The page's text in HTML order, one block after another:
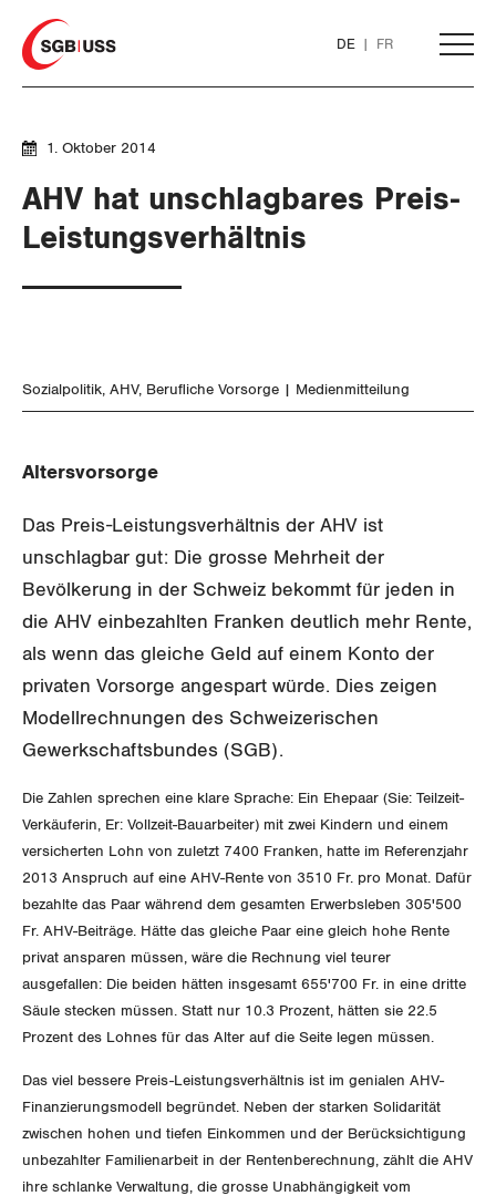
Home
DE FR
THEMEN
Flankierende Massnahmen und
Arbeitsrechte
Gewerkschaftsrechte
Finanzen und Steuerpolitik
Verteilung
SOZIALPOLITIK
Arbeitslosenversicherung
Ergänzungsleistungen
Invalidenversicherung
Gesundheit
CORONA-VIRUS
SERVICE PUBLIC
Verkehr
Energie und Umwelt
Kommunikation und Medien
Gleichstellung von LGBTI
MIGRATION
GEWERKSCHAFTSPOLITIK
1. Oktober 2014
AHV hat unschlagbares Preis-
Leistungsverhältnis
Sozialpolitik AHV Berufliche Vorsorge Medienmitteilung
Altersvorsorge
Das Preis-Leistungsverhältnis der AHV ist
unschlagbar gut: Die grosse Mehrheit der
Bevölkerung in der Schweiz bekommt für jeden in
die AHV einbezahlten Franken deutlich mehr Rente,
als wenn das gleiche Geld auf einem Konto der
privaten Vorsorge angespart würde. Dies zeigen
Modellrechnungen des Schweizerischen
Gewerkschaftsbundes (SGB).
Die Zahlen sprechen eine klare Sprache: Ein Ehepaar (Sie: Teilzeit-
Verkäuferin, Er: Vollzeit-Bauarbeiter) mit zwei Kindern und einem
versicherten Lohn von zuletzt 7400 Franken, hatte im Referenzjahr
2013 Anspruch auf eine AHV-Rente von 3510 Fr. pro Monat. Dafür
bezahlte das Paar während dem gesamten Erwerbsleben 305'500
Fr. AHV-Beiträge. Hätte das gleiche Paar eine gleich hohe Rente
privat ansparen müssen, wäre die Rechnung viel teurer
ausgefallen: Die beiden hätten insgesamt 655'700 Fr. in eine dritte
Säule stecken müssen. Statt nur 10.3 Prozent, hätten sie 22.5
Prozent des Lohnes für das Alter auf die Seite legen müssen.
Das viel bessere Preis-Leistungsverhältnis ist im genialen AHV-
Finanzierungsmodell begründet. Neben der starken Solidarität
zwischen hohen und tiefen Einkommen und der Berücksichtigung
unbezahlter Familienarbeit in der Rentenberechnung, zählt die AHV
ihre schlanke Verwaltung, die grosse Unabhängigkeit vom